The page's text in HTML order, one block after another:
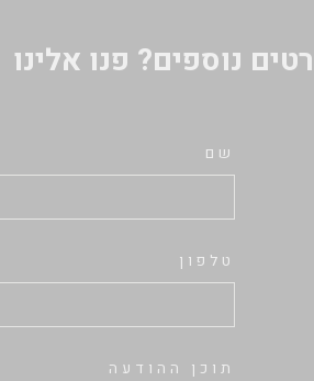
נוספים? פנו אלינו
שם
טלפון
תוכן ההודעה